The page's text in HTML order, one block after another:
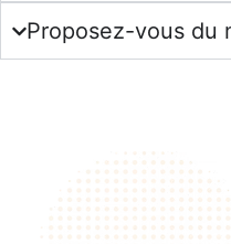
Proposez-vous du